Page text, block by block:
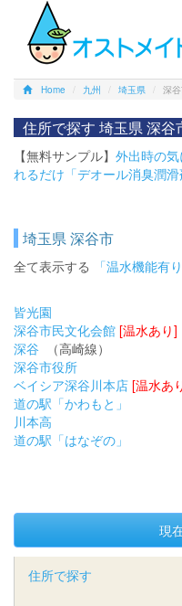
Home 九州 埼玉県 深
住所で探す 埼玉県 深
【無料サンプル】 外出時の
れるだけ「デオール消臭潤滑
埼玉県 深谷市
全て表示する 「温水機能有
皆光園
深谷市民文化会館 [温水あり]
深谷 （高崎線）
深谷市役所
ベイシア深谷川本店 [温水あ
道の駅「かわもと」
川本高
道の駅「はなぞの」
現
住所で探す